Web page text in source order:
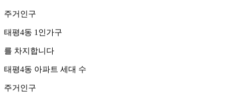
주거인구
태평4동 1인가구
를 차지합니다
태평4동 아파트 세대 수
주거인구